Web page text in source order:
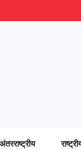
अंतरराष्ट्रीय